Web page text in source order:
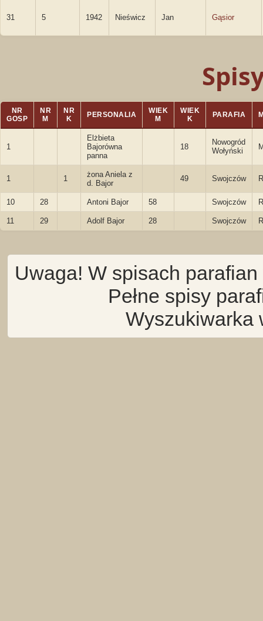
31 5 1942 Nieświcz Jan Gąsior
NR
GOSP
NR
M
NR
K
PERSONALIA
WIEK
M
WIEK
K
PARAFIA
1
Elżbieta
Bajorówna
panna
18
Nowogród
Wołyński
1 1
żona Aniela z
d. Bajor
49 Swojczów
10 28 Antoni Bajor 58 Swojczów
11 29 Adolf Bajor 28 Swojczów
Uwaga! W spisach
Pełne spisy
Wyszukiwarka